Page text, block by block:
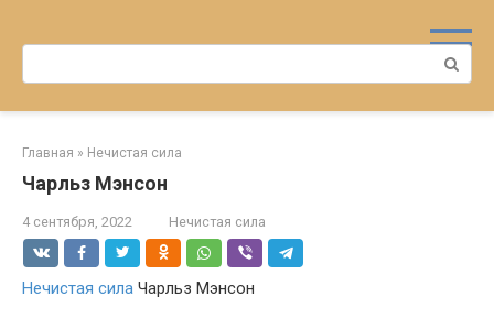
Поиск:
Главная » Нечистая сила
Чарльз Мэнсон
4 сентября, 2022 Нечистая сила
Нечистая сила Чарльз Мэнсон